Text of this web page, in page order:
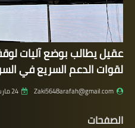
عقيل يطالب بوضع آليات
لقوات الدعم السريع في
Zaki5648arafah@gmail.com 24 مارس 2026
الصفحات